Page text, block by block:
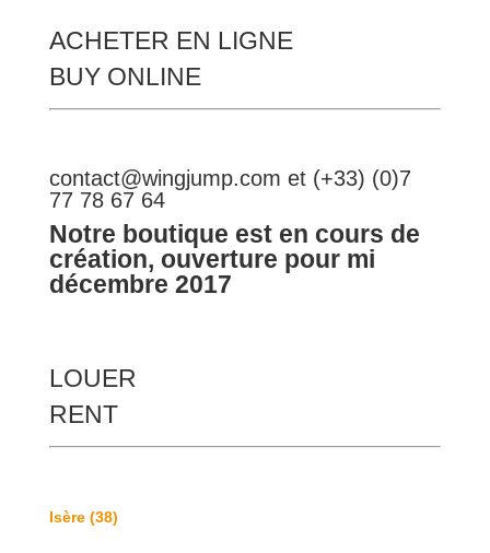
ACHETER EN LIGNE
BUY ONLINE
contact@wingjump.com et (+33) (0)7
77 78 67 64
Notre boutique est en cours de
création, ouverture pour mi
décembre 2017
LOUER
RENT
Isère (38)